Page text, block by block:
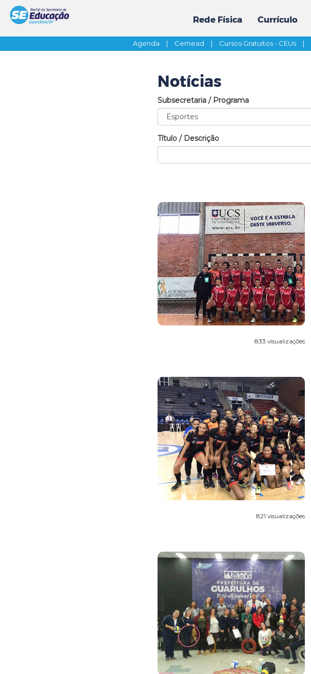
Rede Física Currículo
Agenda | Cemead | Cursos Gratuitos - CEUs |
Notícias
Subsecretaria / Programa
Título / Descrição
833 visualizações
821 visualizações